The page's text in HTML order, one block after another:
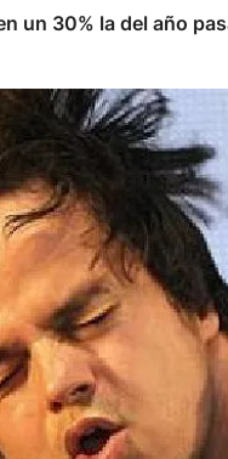
un 30% la del año